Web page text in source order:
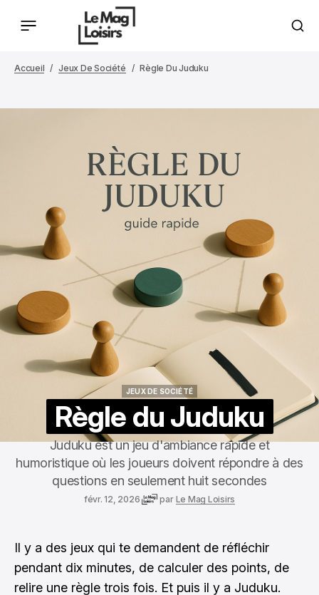
Accueil Jeux De Société Règle Du Juduku
JEUX DE SOCIÉTÉ
Règle du Juduku
Juduku est un jeu d'ambiance rapide et
humoristique où les joueurs doivent répondre à des
questions en seulement huit secondes
févr. 12, 2026 par Le Mag Loisirs
Il y a des jeux qui te demandent de réfléchir
pendant dix minutes, de calculer des points, de
relire une règle trois fois. Et puis il y a Juduku.